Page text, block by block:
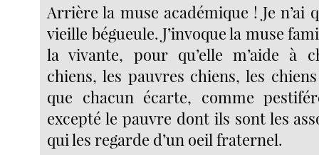
Arrière la muse académique ! Je n’ai
vieille bégueule. J’invoque la muse
la vivante, pour qu’elle m’aide à
chiens, les pauvres chiens, les
que chacun écarte, comme
excepté le pauvre dont ils sont les
qui les regarde d’un oeil fraternel.